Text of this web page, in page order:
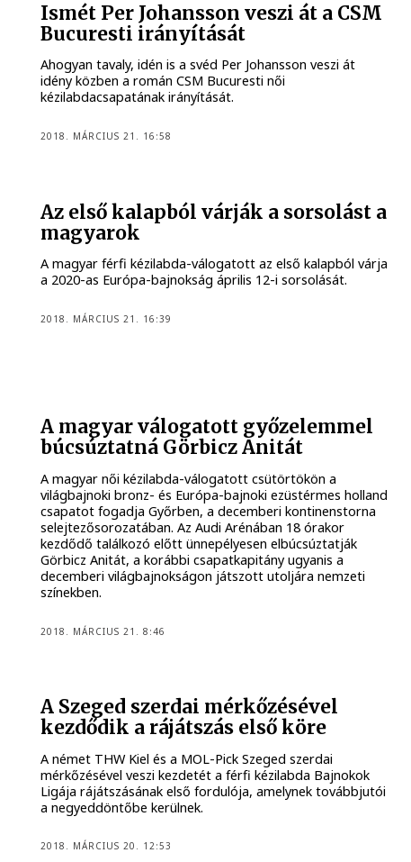
Ismét Per Johansson veszi át a CSM
Bucuresti irányítását
Ahogyan tavaly, idén is a svéd Per Johansson veszi át
idény közben a román CSM Bucuresti női
kézilabdacsapatának irányítását.
2018. MÁRCIUS 21. 16:58
Az első kalapból várják a sorsolást a
magyarok
A magyar férfi kézilabda-válogatott az első kalapból várja
a 2020-as Európa-bajnokság április 12-i sorsolását.
2018. MÁRCIUS 21. 16:39
A magyar válogatott győzelemmel
búcsúztatná Görbicz Anitát
A magyar női kézilabda-válogatott csütörtökön a
világbajnoki bronz- és Európa-bajnoki ezüstérmes holland
csapatot fogadja Győrben, a decemberi kontinenstorna
selejtezősorozatában. Az Audi Arénában 18 órakor
kezdődő találkozó előtt ünnepélyesen elbúcsúztatják
Görbicz Anitát, a korábbi csapatkapitány ugyanis a
decemberi világbajnokságon játszott utoljára nemzeti
színekben.
2018. MÁRCIUS 21. 8:46
A Szeged szerdai mérkőzésével
kezdődik a rájátszás első köre
A német THW Kiel és a MOL-Pick Szeged szerdai
mérkőzésével veszi kezdetét a férfi kézilabda Bajnokok
Ligája rájátszásának első fordulója, amelynek továbbjutói
a negyeddöntőbe kerülnek.
2018. MÁRCIUS 20. 12:53